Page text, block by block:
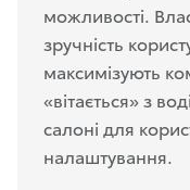
можливості.
зручність
максимізують
«вітається» з
салоні для
налаштування.